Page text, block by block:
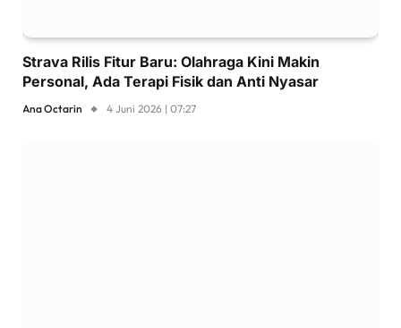
Strava Rilis Fitur Baru: Olahraga Kini Makin
Personal, Ada Terapi Fisik dan Anti Nyasar
Ana Octarin 4 Juni 2026 | 07:27